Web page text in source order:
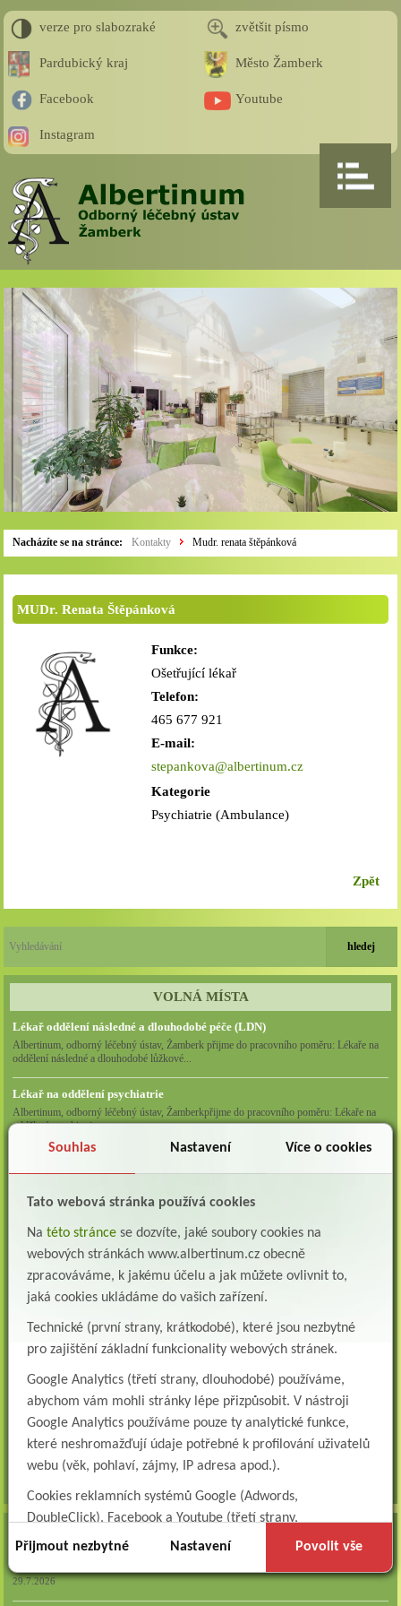
verze pro slabozraké zvětšit písmo
Pardubický kraj Město Žamberk
Facebook Youtube
Instagram
Nacházíte se na stránce: Kontakty Mudr. renata štěpánková
MUDr. Renata Štěpánková
Funkce:
Ošetřující lékař
Telefon:
465 677 921
E-mail:
stepankova@albertinum.cz
Kategorie
Psychiatrie (Ambulance)
Zpět
VOLNÁ MÍSTA
Lékař oddělení následné a dlouhodobé péče (LDN)
Albertinum, odborný léčebný ústav, Žamberk přijme do pracovního poměru: Lékaře na
oddělení následné a dlouhodobé lůžkové...
Lékař na oddělení psychiatrie
Albertinum, odborný léčebný ústav, Žamberkpřijme do pracovního poměru: Lékaře na
oddělení psychiatrie ...
Všeobecná/praktická sestra na LDN
Přidejte se k nám Do našeho týmu přijmeme všeobecnou nebo praktickou sestru na
lůžkové oddělení následné a dlouhodobé pé...
Všeobecná sestra na plicní oddělení
SESTRA na oddělení pneumologie a ftizeologiePr...
Albertinum, OLÚ, Žamberk přijme
KLINICKÉHO LOGOPEDA Nab...
Ergoterapeut/ka
Albertinum, odborný léčebný ústav, přijme do pracovního
poměru: ERGOTERAPEUTA, EGOTERAPEUTKU Požadujeme:odbornou způsobi...
všechna volná místa »
29.7.2026
Souhlas Nastavení Více o cookies
Tato webová stránka používá cookies
Na této stránce se dozvíte, jaké soubory cookies na
webových stránkách www.albertinum.cz obecně
zpracováváme, k jakému účelu a jak můžete ovlivnit to,
jaká cookies ukládáme do vašich zařízení.
Technické (první strany, krátkodobé), které jsou nezbytné
pro zajištění základní funkcionality webových stránek.
Google Analytics (třetí strany, dlouhodobé) používáme,
abychom vám mohli stránky lépe přizpůsobit. V nástroji
Google Analytics používáme pouze ty analytické funkce,
které neshromažďují údaje potřebné k profilování uživatelů
webu (věk, pohlaví, zájmy, IP adresa apod.).
Cookies reklamních systémů Google (Adwords,
DoubleClick), Facebook a Youtube (třetí strany,
dlouhodobé). Tyto
cookiesslouží k marketingovému
například prostřednictvím personalizované reklamy na
Přijmout nezbytné Nastavení Povolit vše